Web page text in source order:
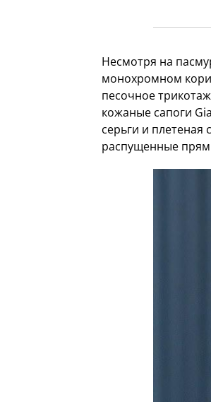
Несмотря на
монохромном
песочное
кожаные сапоги
серьги и плетеная
распущенные